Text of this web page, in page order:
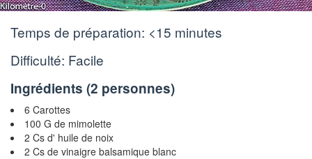
Temps de préparation: <15 minutes
Difficulté: Facile
Ingrédients (2 personnes)
6 Carottes
100 G de mimolette
2 Cs d' huile de noix
2 Cs de vinaigre balsamique blanc